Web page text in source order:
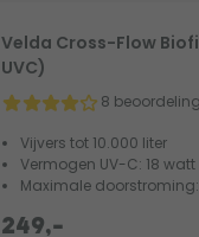
Velda Cross-Flow
UVC)
8
Vijvers tot 10.000 liter
Vermogen UV-C: 18 watt
Maximale
249,-